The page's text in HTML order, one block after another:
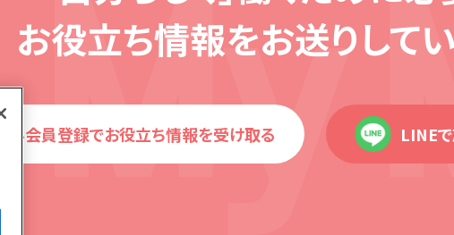
お役立ち情報をお送りしてい
無料会員登録でお役立ち情報を受け取る LINE